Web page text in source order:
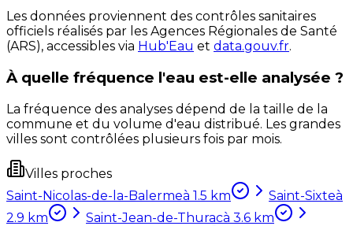
Les données proviennent des contrôles sanitaires
officiels réalisés par les Agences Régionales de Santé
(ARS), accessibles via Hub'Eau et data.gouv.fr.
À quelle fréquence l'eau est-elle analysée ?
La fréquence des analyses dépend de la taille de la
commune et du volume d'eau distribué. Les grandes
villes sont contrôlées plusieurs fois par mois.
Villes proches
Saint-Nicolas-de-la-Balermeà 1.5 km Saint-Sixteà
2.9 km Saint-Jean-de-Thuracà 3.6 km